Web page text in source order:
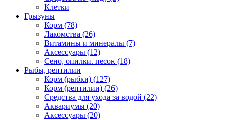
Клетки
Грызуны
Корм (78)
Лакомства (26)
Витамины и минералы (7)
Аксессуары (12)
Сено, опилки. песок (18)
Рыбы, рептилии
Корм (рыбки) (127)
Корм (рептилии) (26)
Средства для ухода за водой (22)
Аквариумы (20)
Аксессуары (20)